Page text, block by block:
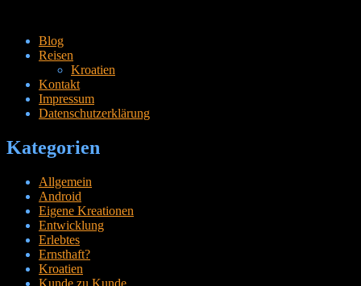
Zum
Inhalt
Blog
Reisen
Kroatien
Kontakt
Impressum
Datenschutzerklärung
Kategorien
Allgemein
Android
Eigene Kreationen
Entwicklung
Erlebtes
Ernsthaft?
Kroatien
Kunde zu Kunde